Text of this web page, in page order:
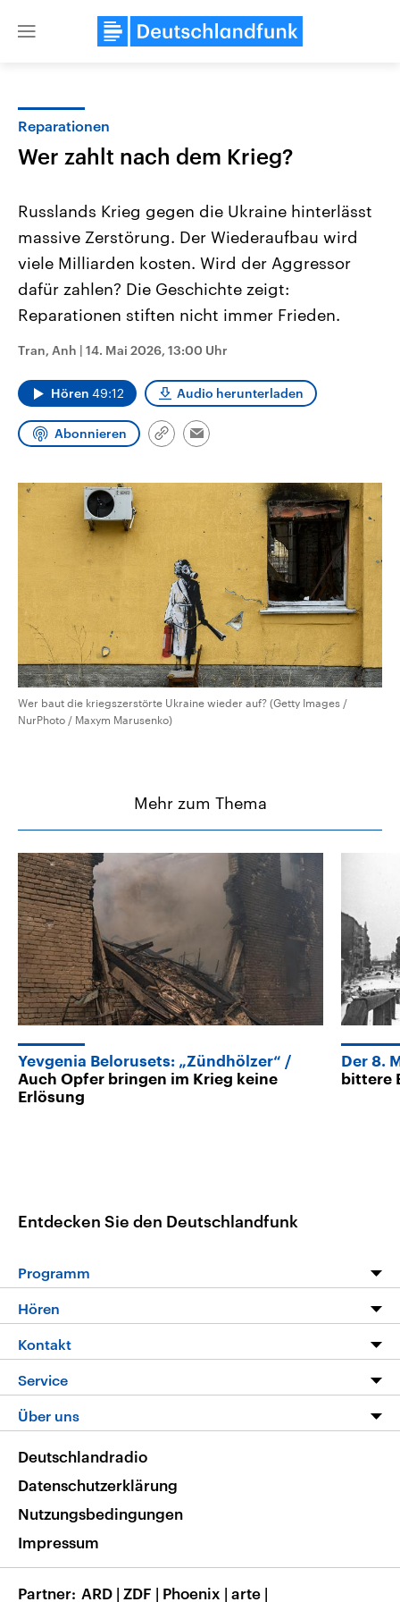
Close
USA
Aktuelle Beiträge, Analysen und
Wirtschaftlich und militärisch
den mächtigsten Ländern der Erde,
mit großem Einfluss auf das
aktuelle Weltgeschehen.
Nahostkonflikt
Region wieder die Gewalt
Israel möchte die Hamas
Diese wird wie die
Audio-Archiv
Reparationen
Wer zahlt nach dem Krieg?
Russlands Krieg gegen die Ukraine hinterlässt
massive Zerstörung. Der Wiederaufbau wird
viele Milliarden kosten. Wird der Aggressor
dafür zahlen? Die Geschichte zeigt:
Reparationen stiften nicht immer Frieden.
Tran, Anh | 14. Mai 2026, 13:00 Uhr
Hören 49:12 Audio herunterladen
Abonnieren
Link
Email
Wer baut die kriegszerstörte Ukraine wieder auf? (Getty Images /
NurPhoto / Maxym Marusenko)
Mehr zum Thema
Yevgenia Belorusets: „Zündhölzer“
Auch Opfer bringen im Krieg keine
Erlösung
Der 8.
bittere
Entdecken Sie den Deutschlandfunk
Programm
Programm
Die Nachrichten
Nachrichtenleicht
Neue Beiträge auf dlf.de
Hören
Livestream
Podcasts
Deutschlandfunk App
Nachrichten App
Frequenzen
Kontakt
Hörerservice
Service
FAQ
Veranstaltungen
Musikliste
RSS
Über uns
Barrierefreiheit
Deutschlandradio
Datenschutzerklärung
Nutzungsbedingungen
Impressum
Partner ARD | ZDF | Phoenix | arte |